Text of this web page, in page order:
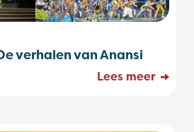
verhalen van Anansi
Lees meer